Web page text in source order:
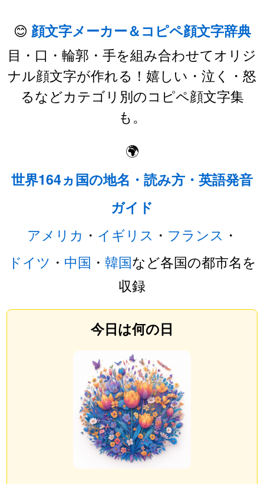
😊 顔文字メーカー＆コピペ顔文字辞典
目・口・輪郭・手を組み合わせてオリジ
ナル顔文字が作れる！嬉しい・泣く・怒
るなどカテゴリ別のコピペ顔文字集
も。
🌍
世界164ヵ国の地名・読み方・英語発音
ガイド
アメリカ ・ イギリス ・ フランス ・
ドイツ ・ 中国 ・ 韓国など各国の都市名を
収録
今日は何の日